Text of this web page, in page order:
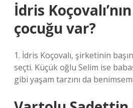
İdris
çocuğu var?
1. İdris Koçovalı, şirketinin
seçti. Küçük oğlu Selim ise
gibi yaşam tarzını da